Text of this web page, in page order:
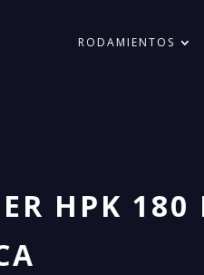
RODAMIENTOS
HPK 180